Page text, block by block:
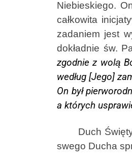
Niebieskiego.
całkowita
zadaniem jest
dokładnie św.
zgodnie z wolą
według [Jego]
On był
a których
Duch Święty
swego Ducha